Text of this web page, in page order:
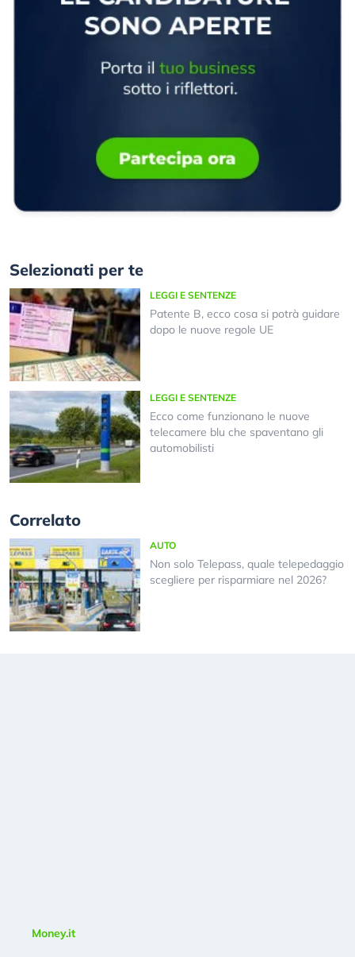
Selezionati per te
LEGGI E SENTENZE
Patente B, ecco cosa si potrà guidare
dopo le nuove regole UE
LEGGI E SENTENZE
Ecco come funzionano le nuove
telecamere blu che spaventano gli
automobilisti
Correlato
AUTO
Non solo Telepass, quale telepedaggio
scegliere per risparmiare nel 2026?
Money.it